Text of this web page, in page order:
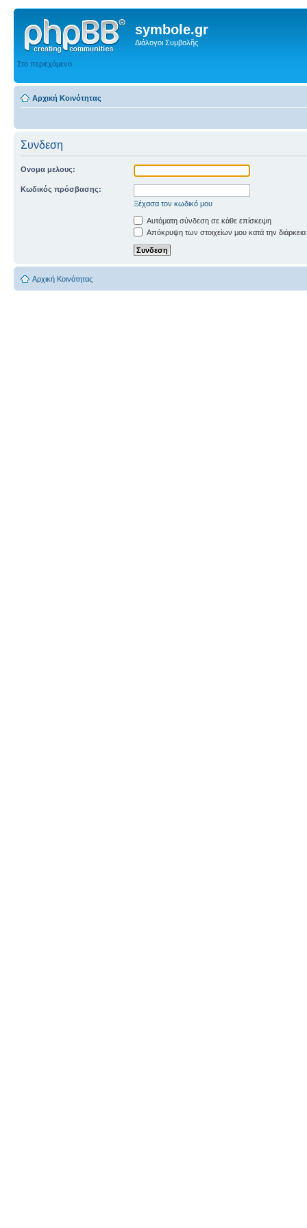
symbole.gr
Διάλογοι Συμβολῆς
Στο περιεχόμενο
Αρχική Κοινότητας
Συνδεση
Ονομα μελους:
Κωδικός πρόσβασης:
Ξέχασα τον κωδικό μου
Αυτόματη σύνδεση σε κάθε επίσκεψη
Απόκρυψη των στοιχείων μου κατά την
Αρχική Κοινότητας